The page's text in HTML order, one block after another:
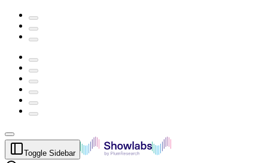
Toggle Sidebar